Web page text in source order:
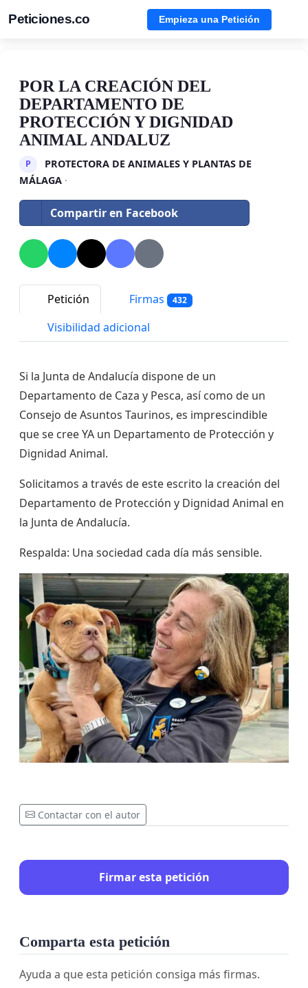
Peticiones.co Empieza una Petición
POR LA CREACIÓN DEL
DEPARTAMENTO DE
PROTECCIÓN Y DIGNIDAD
ANIMAL ANDALUZ
P
PROTECTORA DE ANIMALES Y PLANTAS DE
MÁLAGA ·
Compartir en Facebook
Petición Firmas 432
Visibilidad adicional
Si la Junta de Andalucía dispone de un
Departamento de Caza y Pesca, así como de un
Consejo de Asuntos Taurinos, es imprescindible
que se cree YA un Departamento de Protección y
Dignidad Animal.
Solicitamos a través de este escrito la creación del
Departamento de Protección y Dignidad Animal en
la Junta de Andalucía.
Respalda: Una sociedad cada día más sensible.
Contactar con el autor
Firmar esta petición
Comparta esta petición
Ayuda a que esta petición consiga más firmas.